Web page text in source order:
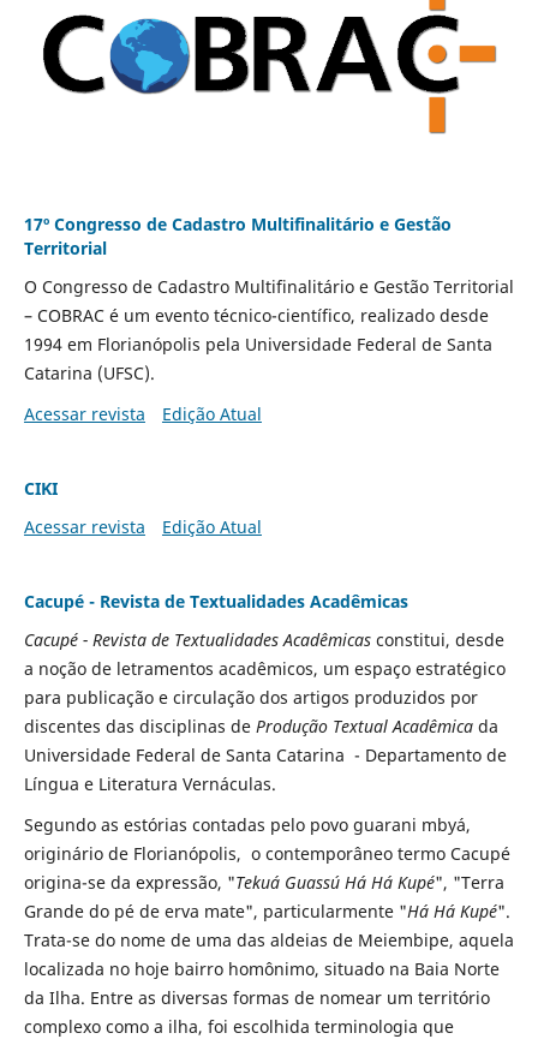
17º Congresso de Cadastro Multifinalitário e Gestão
Territorial
O Congresso de Cadastro Multifinalitário e Gestão Territorial
– COBRAC é um evento técnico-científico, realizado desde
1994 em Florianópolis pela Universidade Federal de Santa
Catarina (UFSC).
Acessar revista
Edição Atual
CIKI
Acessar revista
Edição Atual
Cacupé - Revista de Textualidades Acadêmicas
Cacupé - Revista de Textualidades Acadêmicasconstitui, desde
a noção de letramentos acadêmicos, um espaço estratégico
para publicação e circulação dos artigos produzidos por
discentes das disciplinas de Produção Textual Acadêmica da
Universidade Federal de Santa Catarina - Departamento de
Língua e Literatura Vernáculas.
Segundo as estórias contadas pelo povo guarani mbyá,
originário de Florianópolis, o contemporâneo termo Cacupé
origina-se da expressão, "Tekuá Guassú Há Há Kupé", "Terra
Grande do pé de erva mate", particularmente "Há Há Kupé".
Trata-se do nome de uma das aldeias de Meiembipe, aquela
localizada no hoje bairro homônimo, situado na Baia Norte
da Ilha. Entre as diversas formas de nomear um território
complexo como a ilha, foi escolhida terminologia que